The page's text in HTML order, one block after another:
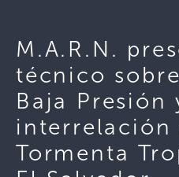
M.A.R.N.
técnico
Baja Presión
interrelación
Tormenta